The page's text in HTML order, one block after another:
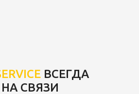
ВСЕГДА
НА СВЯЗИ